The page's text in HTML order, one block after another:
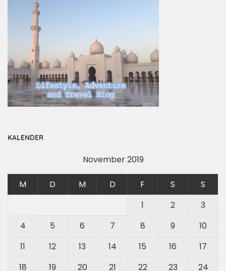
KALENDER
November 2019
M D M D F S
S
1
2
3
4
5 6 7 8 9
10
11
12 13 14 15 16
17
18
19 20 21 22 23 24